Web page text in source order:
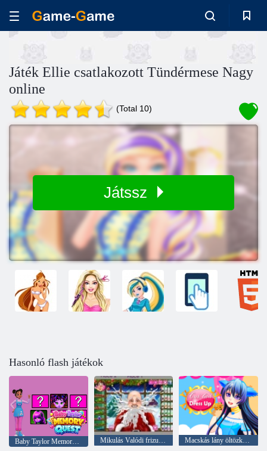
Játék Ellie csatlakozott Tündérmese Nagy
online
(Total 10)
Játssz
Hasonló flash játékok
Baby Taylor Memory Quest Mikulás Valódi frizurák Macskás lány öltözködjön